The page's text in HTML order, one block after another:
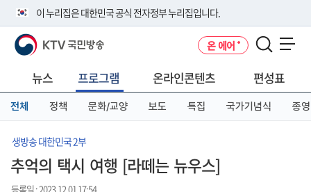
이 누리집은 대한민국 공식 전자정부 누리집입니다.
공식 누리집 주소 확인하기
니다.
이밖에 or.kr 또는 .kr등 다른 도메인 주소를 사용하고 있다면 아래 URL에
서 도메인 주소를 확인해 보세요
KTV 국민방송 온 에어
뉴스 프로그램 온라인콘텐츠 편성표
전체 정책 문화/교양 보도 특집 국가기념식 종영
생방송 대한민국 2부
추억의 택시 여행 [라떼는 뉴우스]
등록일 : 2023.12.01 17:54